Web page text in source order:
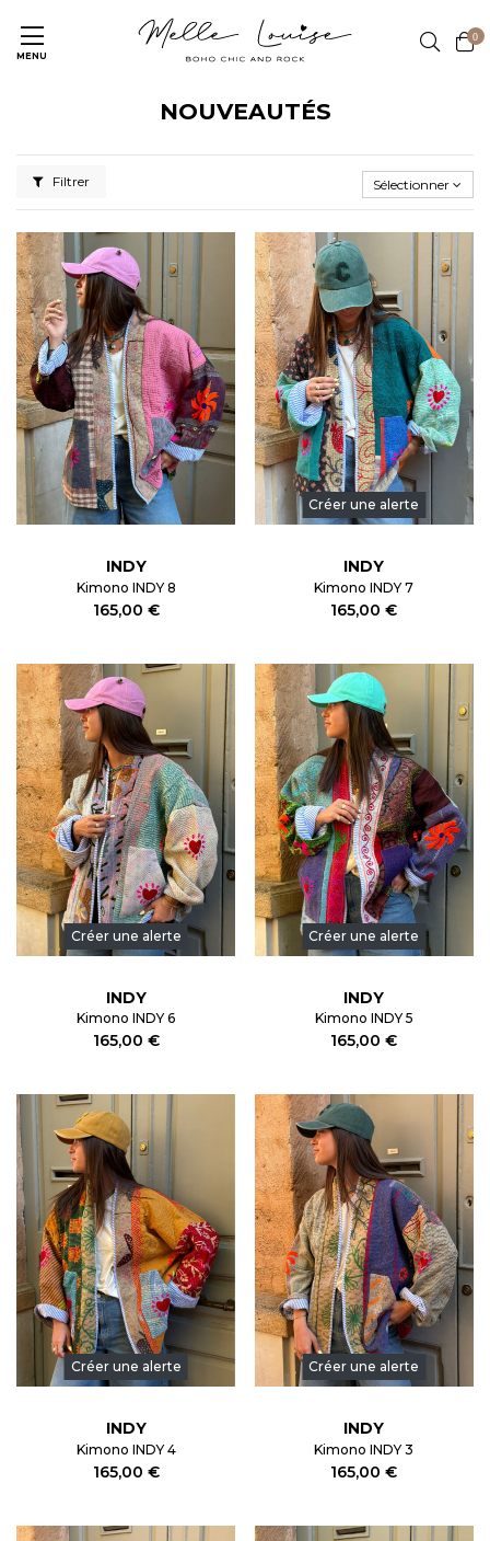
MENU
0
NOUVEAUTÉS
Filtrer Sélectionner
INDY
Kimono INDY 8
165,00 €
Créer une alerte
INDY
Kimono INDY 7
165,00 €
Créer une alerte
INDY
Kimono INDY 6
165,00 €
Créer une alerte
INDY
Kimono INDY 5
165,00 €
Créer une alerte
INDY
Kimono INDY 4
165,00 €
Créer une alerte
INDY
Kimono INDY 3
165,00 €